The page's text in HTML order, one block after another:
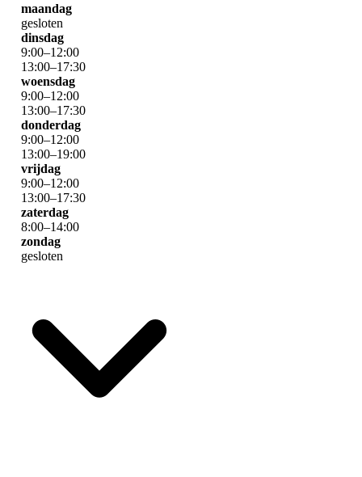
maandag
gesloten
dinsdag
9:00–12:00
13:00–17:30
woensdag
9:00–12:00
13:00–17:30
donderdag
9:00–12:00
13:00–19:00
vrijdag
9:00–12:00
13:00–17:30
zaterdag
8:00–14:00
zondag
gesloten